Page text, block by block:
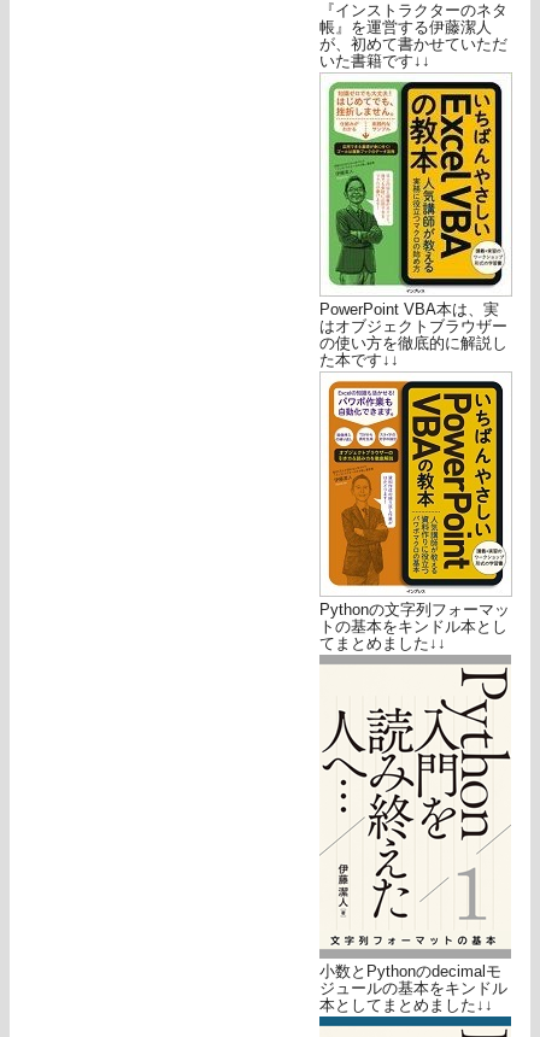
『インストラクターのネタ
帳』を運営する伊藤潔人
が、初めて書かせていただ
いた書籍です↓↓
PowerPoint VBA本は、実
はオブジェクトブラウザー
の使い方を徹底的に解説し
た本です↓↓
Pythonの文字列フォーマッ
トの基本をキンドル本とし
てまとめました↓↓
小数とPythonのdecimalモ
ジュールの基本をキンドル
本としてまとめました↓↓